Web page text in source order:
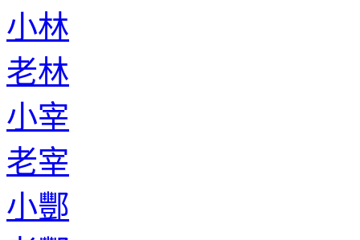
小林
老林
小宰
老宰
小酆